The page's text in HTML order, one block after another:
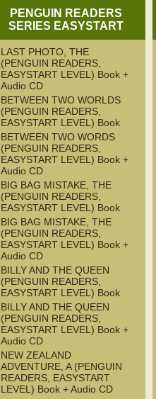
PENGUIN READERS
SERIES EASYSTART
LAST PHOTO, THE
(PENGUIN READERS,
EASYSTART LEVEL) Book +
Audio CD
BETWEEN TWO WORLDS
(PENGUIN READERS,
EASYSTART LEVEL) Book
BETWEEN TWO WORDS
(PENGUIN READERS,
EASYSTART LEVEL) Book +
Audio CD
BIG BAG MISTAKE, THE
(PENGUIN READERS,
EASYSTART LEVEL) Book
BIG BAG MISTAKE, THE
(PENGUIN READERS,
EASYSTART LEVEL) Book +
Audio CD
BILLY AND THE QUEEN
(PENGUIN READERS,
EASYSTART LEVEL) Book
BILLY AND THE QUEEN
(PENGUIN READERS,
EASYSTART LEVEL) Book +
Audio CD
NEW ZEALAND
ADVENTURE, A (PENGUIN
READERS, EASYSTART
LEVEL) Book + Audio CD